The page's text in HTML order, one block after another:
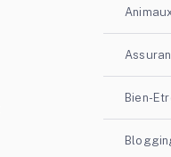
Bien-